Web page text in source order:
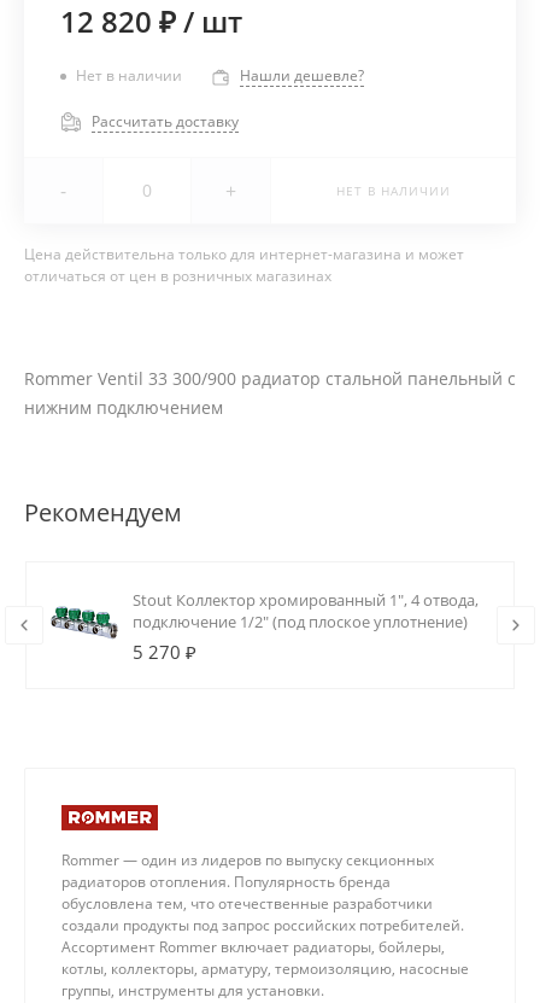
12 820 ₽/ шт
Нет в наличии Нашли дешевле?
Рассчитать доставку
- + НЕТ В НАЛИЧИИ
Цена действительна только для интернет-магазина и может
отличаться от цен в розничных магазинах
Rommer Ventil 33 300/900 радиатор стальной панельный с
нижним подключением
Рекомендуем
Stout Коллектор хромированный 1", 4 отвода,
подключение 1/2" (под плоское уплотнение)
5 270 ₽
Rommer — один из лидеров по выпуску секционных
радиаторов отопления. Популярность бренда
обусловлена тем, что отечественные разработчики
создали продукты под запрос российских потребителей.
Ассортимент Rommer включает радиаторы, бойлеры,
котлы, коллекторы, арматуру, термоизоляцию, насосные
группы, инструменты для установки.